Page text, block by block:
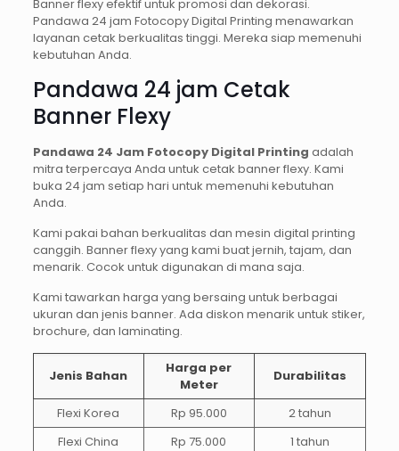
Banner flexy efektif untuk promosi dan dekorasi.
Pandawa 24 jam Fotocopy Digital Printing menawarkan
layanan cetak berkualitas tinggi. Mereka siap memenuhi
kebutuhan Anda.
Pandawa 24 jam Cetak
Banner Flexy
Pandawa 24 Jam Fotocopy Digital Printing adalah
mitra terpercaya Anda untuk cetak banner flexy. Kami
buka 24 jam setiap hari untuk memenuhi kebutuhan
Anda.
Kami pakai bahan berkualitas dan mesin digital printing
canggih. Banner flexy yang kami buat jernih, tajam, dan
menarik. Cocok untuk digunakan di mana saja.
Kami tawarkan harga yang bersaing untuk berbagai
ukuran dan jenis banner. Ada diskon menarik untuk stiker,
brochure, dan laminating.
Jenis Bahan
Harga per
Meter
Durabilitas
Flexi Korea Rp 95.000
2 tahun
Flexi China
Rp 75.000
1 tahun